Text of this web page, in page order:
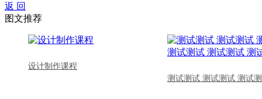
返 回
图文推荐
设计制作课程
测试测试 测试测试 测试